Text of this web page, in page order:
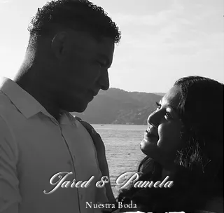
Jared & Pamela
Nuestra Boda